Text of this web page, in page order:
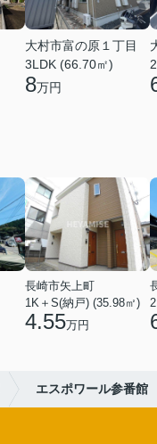
大村市富の原１丁目
3LDK (66.70㎡)
8万円
長崎市矢上町
1K＋S(納戸) (35.98㎡)
4.55万円
エスポワール参番館